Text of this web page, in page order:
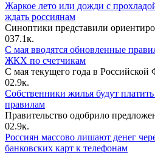
Жаркое лето или дожди с
ждать россиянам
Синоптики представили
037.1к.
С мая вводятся обновленные
ЖКХ по счетчикам
С мая текущего года в
02.9к.
Собственники жилья будут
правилам
Правительство одобрило
02.9к.
Россиян массово лишают денег
банковских карт к телефонам